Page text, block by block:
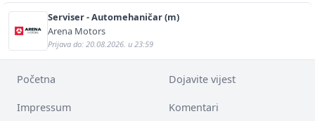
Serviser - Automehaničar (m)
Arena Motors
Prijava do: 20.08.2026. u 23:59
Početna Dojavite vijest
Impressum Komentari